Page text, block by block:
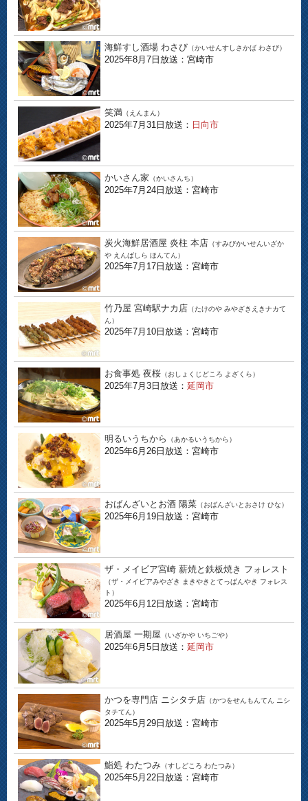
海鮮すし酒場 わさび （かいせんすしさかば わさび）
2025年8月7日放送：宮崎市
笑満 （えんまん）
2025年7月31日放送： 日向市
かいさん家 （かいさんち）
2025年7月24日放送：宮崎市
炭火海鮮居酒屋 炎柱 本店 （すみびかいせんいざか
や えんばしら ほんてん）
2025年7月17日放送：宮崎市
竹乃屋 宮崎駅ナカ店 （たけのや みやざきえきナカて
ん）
2025年7月10日放送：宮崎市
お食事処 夜桜 （おしょくじどころ よざくら）
2025年7月3日放送： 延岡市
明るいうちから （あかるいうちから）
2025年6月26日放送：宮崎市
おばんざいとお酒 陽菜 （おばんざいとおさけ ひな）
2025年6月19日放送：宮崎市
ザ・メイビア宮崎 薪焼と鉄板焼き フォレスト
（ザ・メイビアみやざき まきやきとてっぱんやき フォレス
ト）
2025年6月12日放送：宮崎市
居酒屋 一期屋 （いざかや いちごや）
2025年6月5日放送： 延岡市
かつを専門店 ニシタチ店 （かつをせんもんてん ニシ
タチてん）
2025年5月29日放送：宮崎市
鮨処 わたつみ （すしどころ わたつみ）
2025年5月22日放送：宮崎市